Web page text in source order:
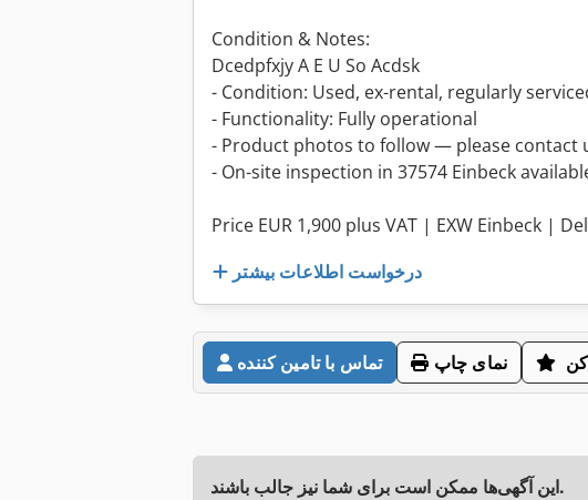
Condition & Notes:
Dcedpfxjy A E U So Acdsk
- Condition: Used, ex-rental, regularly
- Functionality: Fully operational
- Product photos to follow — please contact
- On-site inspection in 37574 Einbeck
Price EUR 1,900 plus VAT | EXW Einbeck |
درخواست اطلاعات بیشتر
تماس با تامین کننده نمای چاپ
این آگهی‌ها ممکن است برای شما نیز جالب باشند.